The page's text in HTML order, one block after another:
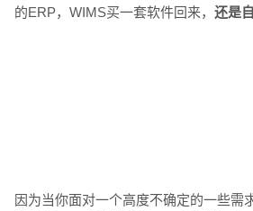
的ERP，WIMS买一套软件回来， 还是
因为当你面对一个高度不确定的一些